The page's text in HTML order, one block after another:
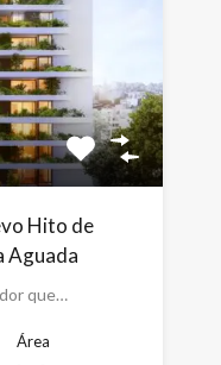
Hito de
Aguada
que…
Área